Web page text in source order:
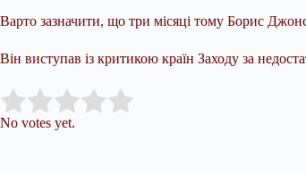
Варто зазначити, що три місяці тому Борис
Він виступав із критикою країн Заходу за
Rate this item:
No votes yet.